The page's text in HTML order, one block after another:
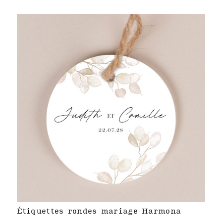
Étiquettes rondes mariage Harmona